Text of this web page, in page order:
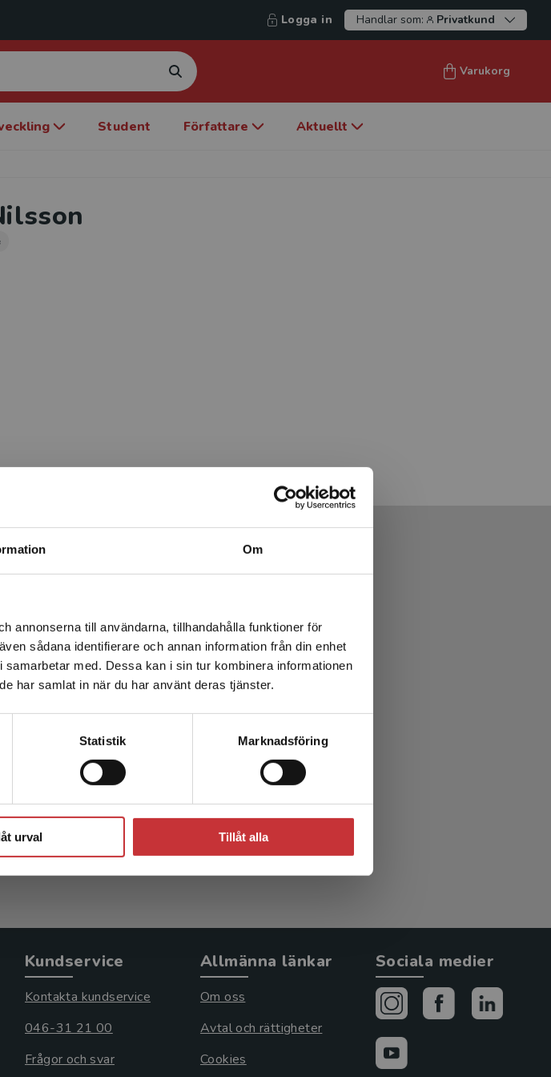
Om
annonserna till användarna, tillhandahålla funktioner för
sådana identifierare och annan information från din enhet
med. Dessa kan i sin tur kombinera informationen
har samlat in när du har använt deras tjänster.
Statistik Marknadsföring
urval Tillåt alla
studentlitteratur.se via en
inte leveranser utanför
ett köp måste
Läs mer
Logga in Handlar som: Privatkund
Varukorg
Student Författare Aktuellt
Att ta vara på barns röster
Dahlbeck, Per (red.)
171 kr
Kundservice
Kontakta kundservice
046-31 21 00
Frågor och svar
Allmänna länkar
Om oss
Avtal och rättigheter
Cookies
Sociala medier